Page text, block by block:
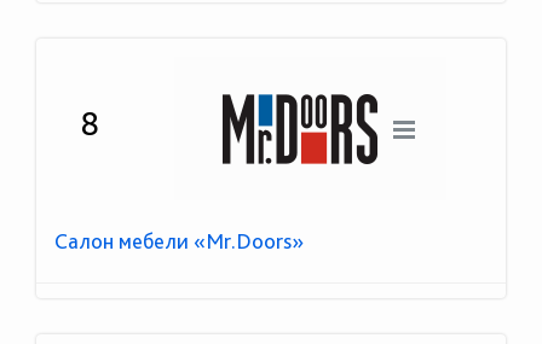
8
Салон мебели «Mr.Doors»